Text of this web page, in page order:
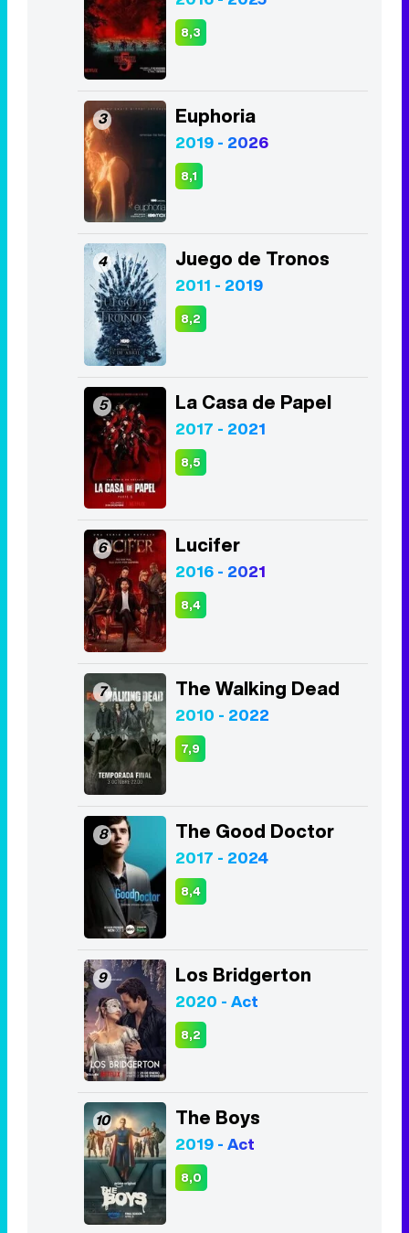
2019 - 2026
8,1
4 Juego de Tronos
2011 - 2019
8,2
5 La Casa de Papel
2017 - 2021
8,5
6 Lucifer
2016 - 2021
8,4
7 The Walking Dead
2010 - 2022
7,9
8 The Good Doctor
2017 - 2024
8,4
9 Los Bridgerton
2020 - Act
8,2
10 The Boys
2019 - Act
8,0
Listas